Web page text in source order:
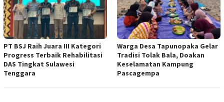
PT BSJ Raih Juara III Kategori
Progress Terbaik Rehabilitasi
DAS Tingkat Sulawesi
Tenggara
Warga Desa Tapunopaka Gelar
Tradisi Tolak Bala, Doakan
Keselamatan Kampung
Pascagempa